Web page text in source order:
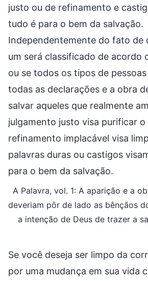
justo ou de refinamento e
tudo é para o bem da salvação.
Independentemente do fato de
um será classificado de acordo
ou se todos os tipos de
todas as declarações e a obra
salvar aqueles que realmente
julgamento justo visa purificar o
refinamento implacável visa
palavras duras ou castigos
para o bem da salvação.
A Palavra, vol. 1: A aparição e a
deveriam pôr de lado as bênçãos
a intenção de Deus de trazer a
Se você deseja ser limpo da
por uma mudança em sua vida